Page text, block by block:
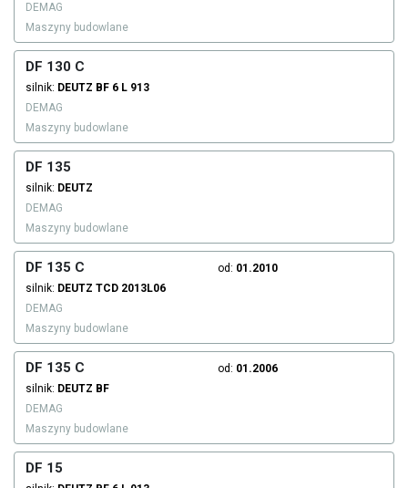
DEMAG
Maszyny budowlane
DF 130 C
silnik: DEUTZ BF 6 L 913
DEMAG
Maszyny budowlane
DF 135
silnik: DEUTZ
DEMAG
Maszyny budowlane
DF 135 C od: 01.2010
silnik: DEUTZ TCD 2013L06
DEMAG
Maszyny budowlane
DF 135 C od: 01.2006
silnik: DEUTZ BF
DEMAG
Maszyny budowlane
DF 15